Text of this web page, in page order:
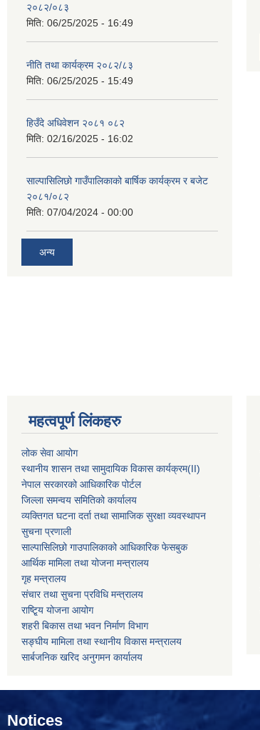
२०८२/०८३
मिति: 06/25/2025 - 16:49
नीति तथा कार्यक्रम २०८२/८३
मिति: 06/25/2025 - 15:49
हिउँदे अधिवेशन २०८१ ०८२
मिति: 02/16/2025 - 16:02
साल्पासिलिछो गाउँपालिकाको बार्षिक कार्यक्रम र बजेट
२०८१/०८२
मिति: 07/04/2024 - 00:00
अन्य
महत्वपूर्ण लिंकहरु
लोक सेवा आयोग
स्थानीय शासन तथा सामुदायिक विकास कार्यक्रम(II)
नेपाल सरकारको आधिकारिक पोर्टल
जिल्ला समन्वय समितिको कार्यालय
व्यक्तिगत घटना दर्ता तथा सामाजिक सुरक्षा व्यवस्थापन
सुचना प्रणाली
साल्पासिलिछो गाउपालिकाको आधिकारिक फेसबुक
आर्थिक मामिला तथा योजना मन्त्रालय
गृह मन्त्रालय
संचार तथा सुचना प्रविधि मन्त्रालय
राष्टि्ृय योजना आयोग
शहरी बिकास तथा भवन निर्माण विभाग
सङ्घीय मामिला तथा स्थानीय विकास मन्त्रालय
सार्बजनिक खरिद अनुगमन कार्यालय
Notices